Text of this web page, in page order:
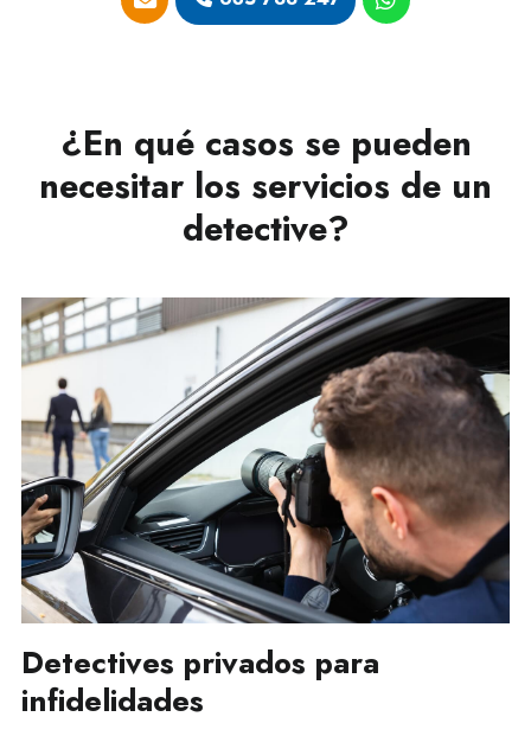
¿En qué casos se pueden
necesitar los servicios de un
detective?
Detectives privados para
infidelidades